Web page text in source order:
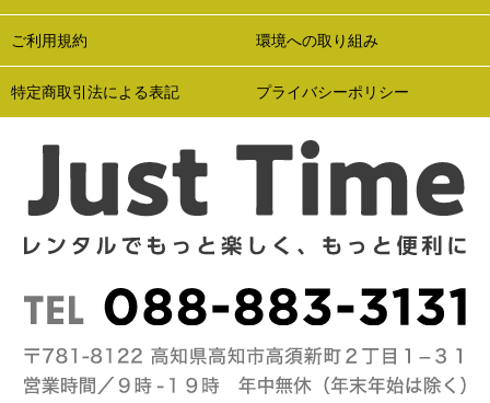
ご利用規約 環境への取り組み
特定商取引法による表記 プライバシーポリシー